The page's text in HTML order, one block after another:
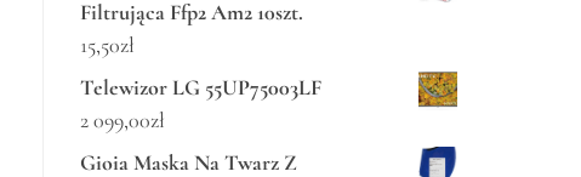
Filtrująca Ffp2 Am2 10szt.
15,50zł
Telewizor LG 55UP75003LF
2 099,00zł
Gioia Maska Na Twarz Z